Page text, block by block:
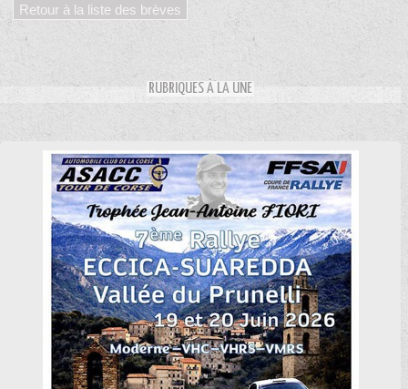
Retour à la liste des brèves
RUBRIQUES À LA UNE